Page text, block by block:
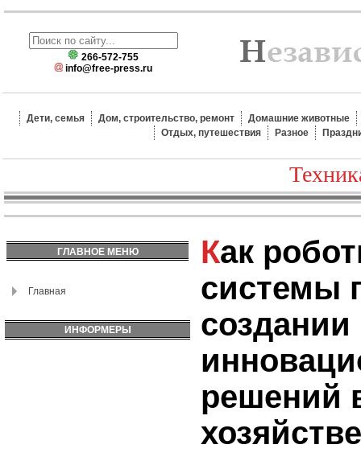
266-572-755
info@free-press.ru
Дети, семья Дом, строительство, ремонт
Домашние животные
Отдых, путешествия
Разное
ГЛАВНОЕ МЕНЮ
Главная
ИНФОРМЕРЫ
Как роботизированные
системы
создании
решений
хозяйстве